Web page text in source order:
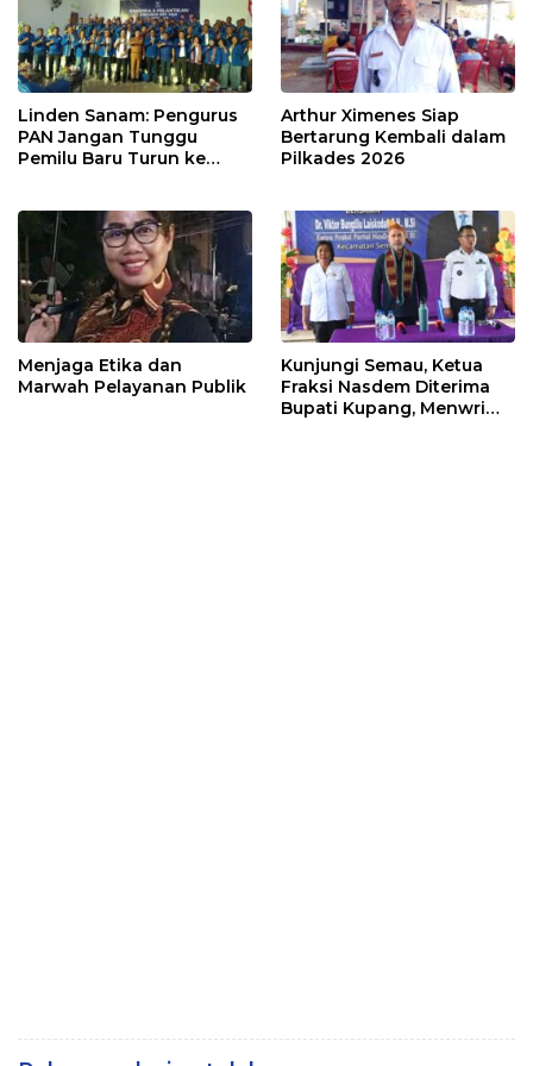
Linden Sanam: Pengurus
PAN Jangan Tunggu
Pemilu Baru Turun ke
Arthur Ximenes Siap
Bertarung Kembali dalam
Pilkades 2026
Menjaga Etika dan
Marwah Pelayanan Publik
Kunjungi Semau, Ketua
Fraksi Nasdem Diterima
Bupati Kupang, Menwrima